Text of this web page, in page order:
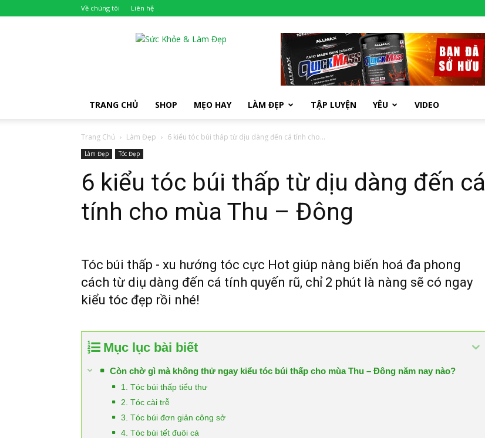
Về chúng tôi Liên hệ
TRANG CHỦ SHOP MẸO HAY LÀM ĐẸP TẬP LUYỆN YÊU VIDEO
Trang Chủ Làm Đẹp 6 kiểu tóc búi thấp từ dịu dàng đến cá tính cho...
Làm Đẹp Tóc Đẹp
6 kiểu tóc búi thấp từ dịu dàng đến cá
tính cho mùa Thu – Đông
Tóc búi thấp - xu hướng tóc cực Hot giúp nàng biến hoá đa phong
cách từ diụ dàng đến cá tính quyến rũ, chỉ 2 phút là nàng sẽ có ngay
kiểu tóc đẹp rồi nhé!
Mục lục bài biết
Còn chờ gì mà không thử ngay kiểu tóc búi thấp cho mùa Thu – Đông năm nay nào?
1. Tóc búi thấp tiểu thư
2. Tóc cài trễ
3. Tóc búi đơn giản công sở
4. Tóc búi tết đuôi cá